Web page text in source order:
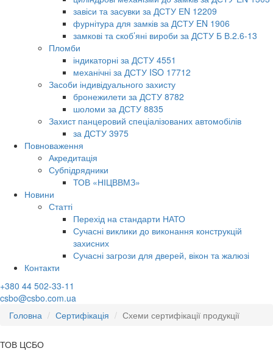
завіси та засувки за ДСТУ ЕN 12209
фурнітура для замків за ДСТУ EN 1906
замкові та скоб’яні вироби за ДСТУ Б В.2.6-13
Пломби
індикаторні за ДСТУ 4551
механічні за ДСТУ ISO 17712
Засоби індивідуального захисту
бронежилети за ДСТУ 8782
шоломи за ДСТУ 8835
Захист панцеровий спеціалізованих автомобілів
за ДСТУ 3975
Повноваження
Акредитація
Субпідрядники
ТОВ «НІЦВВМЗ»
Новини
Статті
Перехід на стандарти НАТО
Сучасні виклики до виконання конструкцій
захисних
Сучасні загрози для дверей, вікон та жалюзі
Контакти
+380 44 502-33-11
csbo@csbo.com.ua
Головна
Сертифікація Схеми сертифікації продукції
ТОВ ЦСБО